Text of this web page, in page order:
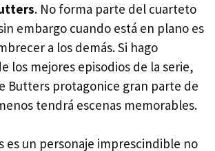
. No forma parte del cuarteto
embargo cuando está en plano es
a los demás. Si hago
los mejores episodios de la serie,
Butters protagonice gran parte de
tendrá escenas memorables.
es un personaje imprescindible no